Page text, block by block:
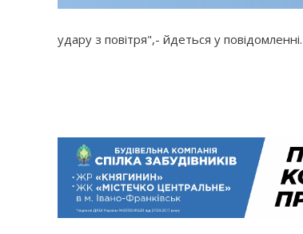
удару з повітря",- йдеться у повідомленні.